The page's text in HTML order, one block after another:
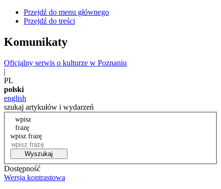
Przejdź do menu głównego
Przejdź do treści
Komunikaty
Oficjalny serwis o kulturze w Poznaniu
|
PL
polski
english
szukaj artykułów i wydarzeń
wpisz
frazę
wpisz frazę
Wyszukaj
Dostępność
Wersja kontrastowa